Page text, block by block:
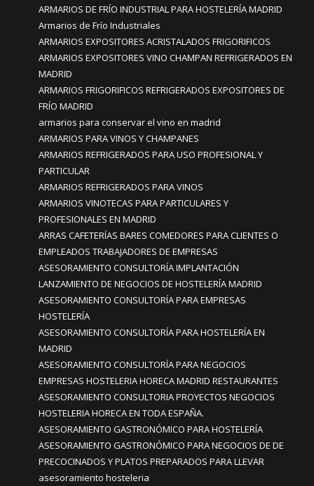
ARMARIOS DE FRÍO INDUSTRIAL PARA HOSTELERÍA MADRID
Armarios de Frío Industriales
ARMARIOS EXPOSITORES ACRISTALADOS FRIGORIFICOS
ARMARIOS EXPOSITORES VINO CHAMPAN REFRIGERADOS EN
MADRID
ARMARIOS FRIGORIFICOS REFRIGERADOS EXPOSITORES DE
FRÍO MADRID
armarios para conservar el vino en madrid
ARMARIOS PARA VINOS Y CHAMPANES
ARMARIOS REFRIGERADOS PARA USO PROFESIONAL Y
PARTICULAR
ARMARIOS REFRIGERADOS PARA VINOS
ARMARIOS VINOTECAS PARA PARTICULARES Y
PROFESIONALES EN MADRID
ARRAS CAFETERÍAS BARES COMEDORES PARA CLIENTES O
EMPLEADOS TRABAJADORES DE EMPRESAS
ASESORAMIENTO CONSULTORÍA IMPLANTACIÓN
LANZAMIENTO DE NEGOCIOS DE HOSTELERÍA MADRID
ASESORAMIENTO CONSULTORÍA PARA EMPRESAS
HOSTELERÍA
ASESORAMIENTO CONSULTORÍA PARA HOSTELERÍA EN
MADRID
ASESORAMIENTO CONSULTORÍA PARA NEGOCIOS
EMPRESAS HOSTELERIA HORECA MADRID RESTAURANTES
ASESORAMIENTO CONSULTORIA PROYECTOS NEGOCIOS
HOSTELERIA HORECA EN TODA ESPAÑA.
ASESORAMIENTO GASTRONÓMICO PARA HOSTELERÍA
ASESORAMIENTO GASTRONÓMICO PARA NEGOCIOS DE DE
PRECOCINADOS Y PLATOS PREPARADOS PARA LLEVAR
asesoramiento hosteleria